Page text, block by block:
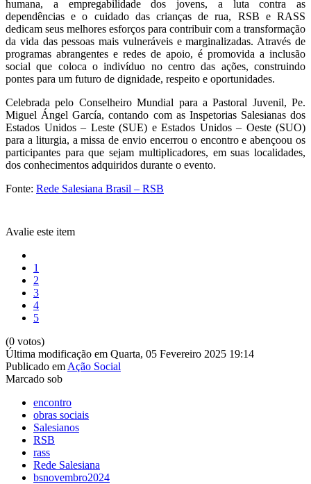
humana, a empregabilidade dos jovens, a luta contra as
dependências e o cuidado das crianças de rua, RSB e RASS
dedicam seus melhores esforços para contribuir com a transformação
da vida das pessoas mais vulneráveis e marginalizadas. Através de
programas abrangentes e redes de apoio, é promovida a inclusão
social que coloca o indivíduo no centro das ações, construindo
pontes para um futuro de dignidade, respeito e oportunidades.
Celebrada pelo Conselheiro Mundial para a Pastoral Juvenil, Pe.
Miguel Ángel García, contando com as Inspetorias Salesianas dos
Estados Unidos – Leste (SUE) e Estados Unidos – Oeste (SUO)
para a liturgia, a missa de envio encerrou o encontro e abençoou os
participantes para que sejam multiplicadores, em suas localidades,
dos conhecimentos adquiridos durante o evento.
Fonte: Rede Salesiana Brasil – RSB
Avalie este item
1
2
3
4
5
(0 votos)
Última modificação em Quarta, 05 Fevereiro 2025 19:14
Publicado em Ação Social
Marcado sob
encontro
obras sociais
Salesianos
RSB
rass
Rede Salesiana
bsnovembro2024